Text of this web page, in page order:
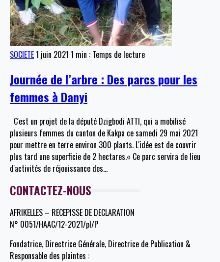
SOCIETE1 juin 2021 1 min : Temps de lecture
Journée de l’arbre : Des parcs pour les
femmes à Danyi
C'est un projet de la député Dzigbodi ATTI, qui a mobilisé
plusieurs femmes du canton de Kakpa ce samedi 29 mai 2021
pour mettre en terre environ 300 plants. L'idée est de couvrir
plus tard une superficie de 2 hectares.« Ce parc servira de lieu
d'activités de réjouissance des…
CONTACTEZ-NOUS
AFRIKELLES – RECEPISSE DE DECLARATION
N° 0051/HAAC/12-2021/pl/P
Fondatrice, Directrice Générale, Directrice de Publication &
Responsable des plaintes :